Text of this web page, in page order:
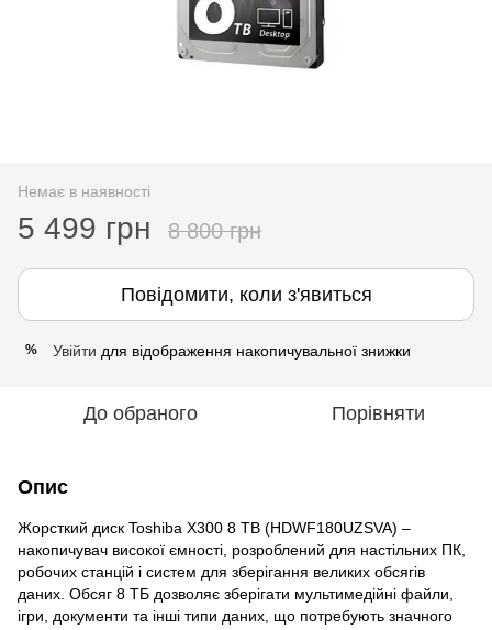
Немає в наявності
5 499 грн 8 800 грн
Повідомити, коли з'явиться
% Увійти для відображення накопичувальної знижки
До обраного Порівняти
Опис
Жорсткий диск Toshiba X300 8 TB (HDWF180UZSVA) –
накопичувач високої ємності, розроблений для настільних ПК,
робочих станцій і систем для зберігання великих обсягів
даних. Обсяг 8 ТБ дозволяє зберігати мультимедійні файли,
ігри, документи та інші типи даних, що потребують значного